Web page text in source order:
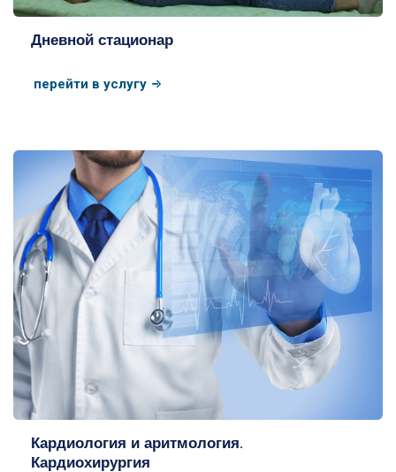
Дневной стационар
перейти в услугу
Кардиология и аритмология.
Кардиохирургия